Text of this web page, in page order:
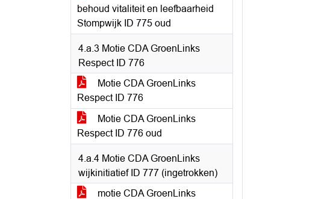
behoud vitaliteit en leefbaarheid
Stompwijk ID 775 oud
4.a.3 Motie CDA GroenLinks
Respect ID 776
Motie CDA GroenLinks
Respect ID 776
Motie CDA GroenLinks
Respect ID 776 oud
4.a.4 Motie CDA GroenLinks
wijkinitiatief ID 777 (ingetrokken)
motie CDA GroenLinks